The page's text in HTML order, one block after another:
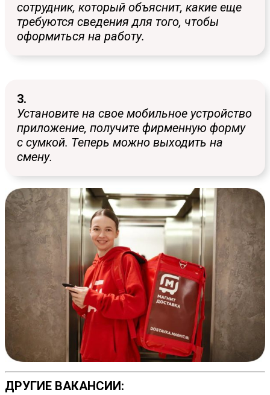
сотрудник, который объяснит, какие еще
требуются сведения для того, чтобы
оформиться на работу.
3.
Установите на свое мобильное устройство
приложение, получите фирменную форму
с сумкой. Теперь можно выходить на
смену.
ДРУГИЕ ВАКАНСИИ: